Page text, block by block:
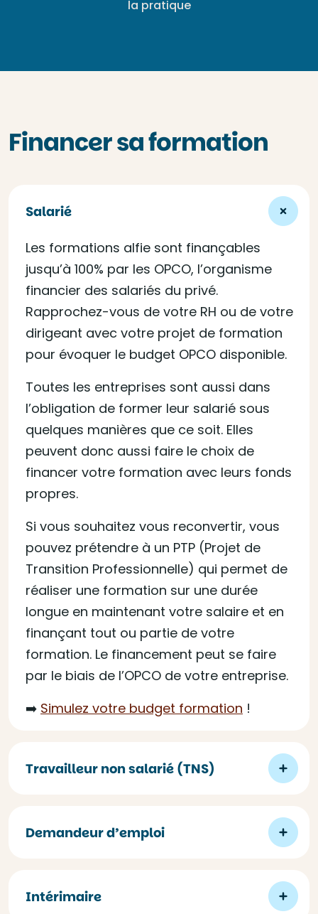
la pratique
Financer sa formation
Salarié
Les formations alfie sont finançables
jusqu’à 100% par les OPCO, l’organisme
financier des salariés du privé.
Rapprochez-vous de votre RH ou de votre
dirigeant avec votre projet de formation
pour évoquer le budget OPCO disponible.
Toutes les entreprises sont aussi dans
l’obligation de former leur salarié sous
quelques manières que ce soit. Elles
peuvent donc aussi faire le choix de
financer votre formation avec leurs fonds
propres.
Si vous souhaitez vous reconvertir, vous
pouvez prétendre à un PTP (Projet de
Transition Professionnelle) qui permet de
réaliser une formation sur une durée
longue en maintenant votre salaire et en
finançant tout ou partie de votre
formation. Le financement peut se faire
par le biais de l’OPCO de votre entreprise.
➡️ Simulez votre budget formation !
Travailleur non salarié (TNS)
Demandeur d’emploi
Intérimaire